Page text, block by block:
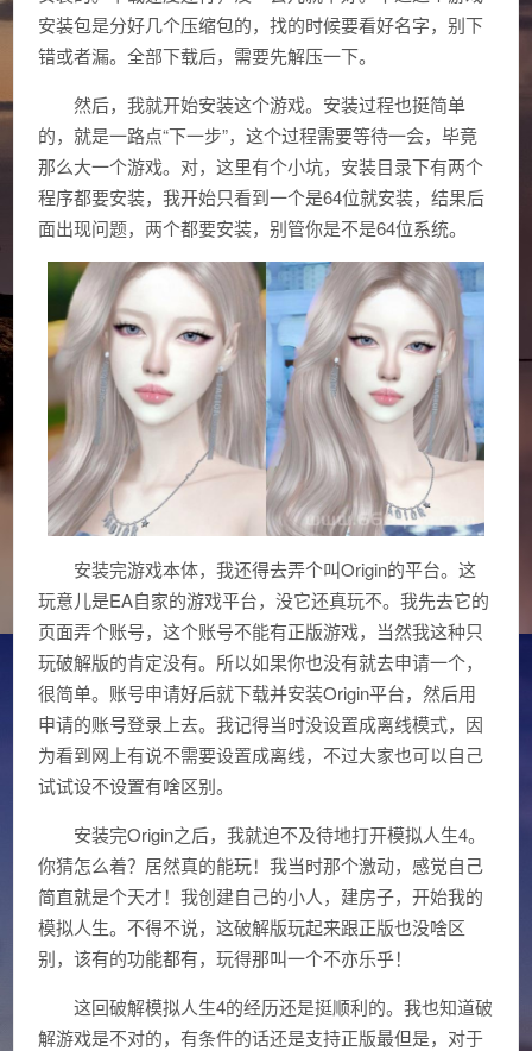
安装包是分好几个压缩包的，找的时候要看好名字，别下
错或者漏。全部下载后，需要先解压一下。
然后，我就开始安装这个游戏。安装过程也挺简单
的，就是一路点“下一步”，这个过程需要等待一会，毕竟
那么大一个游戏。对，这里有个小坑，安装目录下有两个
程序都要安装，我开始只看到一个是64位就安装，结果后
面出现问题，两个都要安装，别管你是不是64位系统。
安装完游戏本体，我还得去弄个叫Origin的平台。这
玩意儿是EA自家的游戏平台，没它还真玩不。我先去它的
页面弄个账号，这个账号不能有正版游戏，当然我这种只
玩破解版的肯定没有。所以如果你也没有就去申请一个，
很简单。账号申请好后就下载并安装Origin平台，然后用
申请的账号登录上去。我记得当时没设置成离线模式，因
为看到网上有说不需要设置成离线，不过大家也可以自己
试试设不设置有啥区别。
安装完Origin之后，我就迫不及待地打开模拟人生4。
你猜怎么着？居然真的能玩！我当时那个激动，感觉自己
简直就是个天才！我创建自己的小人，建房子，开始我的
模拟人生。不得不说，这破解版玩起来跟正版也没啥区
别，该有的功能都有，玩得那叫一个不亦乐乎！
这回破解模拟人生4的经历还是挺顺利的。我也知道破
解游戏是不对的，有条件的话还是支持正版最但是，对于